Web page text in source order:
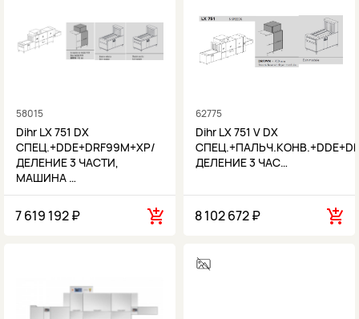
58015
Dihr LX 751 DX
СПЕЦ.+DDE+DRF99M+XP/
ДЕЛЕНИЕ 3 ЧАСТИ,
МАШИНА …
7 619 192 ₽
62775
Dihr LX 751 V DX
ДЕЛЕНИЕ 3 ЧАС…
8 102 672 ₽